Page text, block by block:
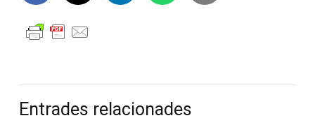
Entrades relacionades